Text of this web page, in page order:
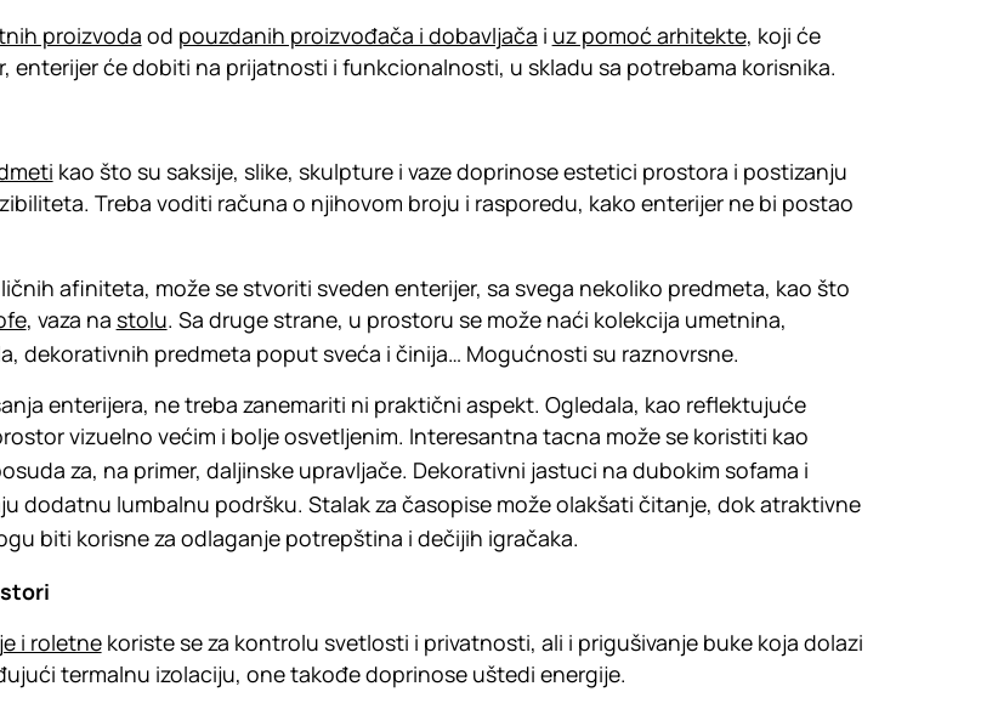
proizvoda od pouzdanih proizvođača i dobavljača i uz pomoć arhitekte, koji će
enterijer će dobiti na prijatnosti i funkcionalnosti, u skladu sa potrebama korisnika.
kao što su saksije, slike, skulpture i vaze doprinose estetici prostora i postizanju
Treba voditi računa o njihovom broju i rasporedu, kako enterijer ne bi postao
afiniteta, može se stvoriti sveden enterijer, sa svega nekoliko predmeta, kao što
, vaza na stolu. Sa druge strane, u prostoru se može naći kolekcija umetnina,
dekorativnih predmeta poput sveća i činija… Mogućnosti su raznovrsne.
enterijera, ne treba zanemariti ni praktični aspekt. Ogledala, kao reflektujuće
vizuelno većim i bolje osvetljenim. Interesantna tacna može se koristiti kao
za, na primer, daljinske upravljače. Dekorativni jastuci na dubokim sofama i
dodatnu lumbalnu podršku. Stalak za časopise može olakšati čitanje, dok atraktivne
biti korisne za odlaganje potrepština i dečijih igračaka.
i roletnekoriste se za kontrolu svetlosti i privatnosti, ali i prigušivanje buke koja dolazi
termalnu izolaciju, one takođe doprinose uštedi energije.